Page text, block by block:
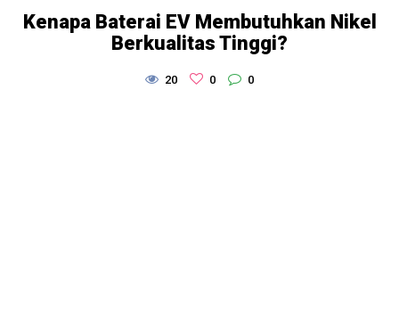
Kenapa Baterai EV Membutuhkan Nikel
Berkualitas Tinggi?
20 0 0